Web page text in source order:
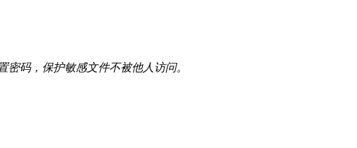
码，保护敏感文件不被他人访问。